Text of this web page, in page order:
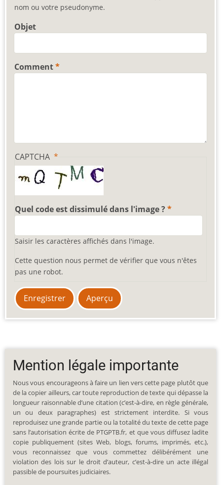
nom ou votre pseudonyme.
Objet
Comment
CAPTCHA
Quel code est dissimulé dans l'image ?
Saisir les caractères affichés dans l'image.
Cette question nous permet de vérifier que vous n'êtes
pas une robot.
Mention légale importante
Nous vous encourageons à faire un lien vers cette page plutôt que
de la copier ailleurs, car toute reproduction de texte qui dépasse la
longueur raisonnable d’une citation (c’est-à-dire, en règle générale,
un ou deux paragraphes) est strictement interdite. Si vous
reproduisez une grande partie ou la totalité du texte de cette page
sans l’autorisation écrite de PTGPTB.fr, et que vous diffusez ladite
copie publiquement (sites Web, blogs, forums, imprimés, etc.),
vous reconnaissez que vous commettez délibérément une
violation des lois sur le droit d’auteur, c’est-à-dire un acte illégal
passible de poursuites judiciaires.